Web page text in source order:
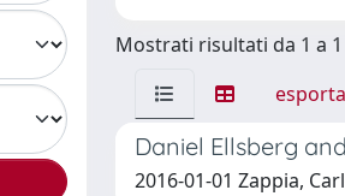
Mostrati risultati da 1 a 1
Daniel Ellsberg
2016-01-01 Zappia,